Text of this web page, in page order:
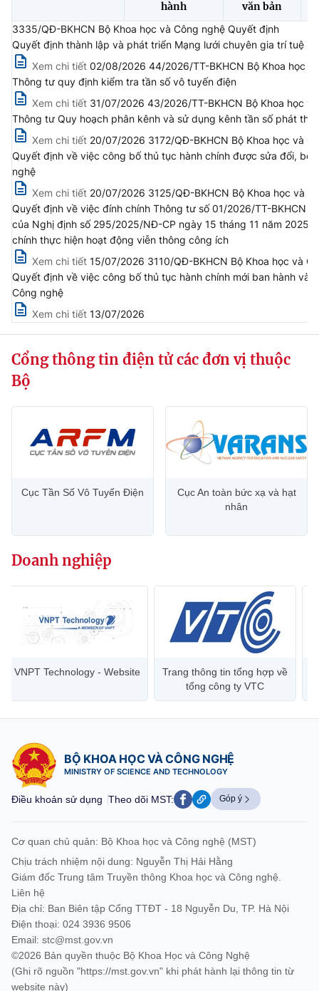
©2026 Bản quyền thuộc Bộ Khoa Học và Công Nghệ
(Ghi rõ nguồn "https://mst.gov.vn" khi phát hành lại thông tin từ
website này)
hành
văn bản
3335/QĐ-BKHCN Bộ Khoa học và Công nghệ Quyết định
Quyết định thành lập và phát triển Mạng lưới chuyên gia trí tuệ
Xem chi tiết 02/08/2026 44/2026/TT-BKHCN Bộ Khoa học
Thông tư quy định kiểm tra tần số vô tuyến điện
Xem chi tiết 31/07/2026 43/2026/TT-BKHCN Bộ Khoa học
Thông tư Quy hoạch phân kênh và sử dụng kênh tần số phát
Xem chi tiết 20/07/2026 3172/QĐ-BKHCN Bộ Khoa học và
Quyết định về việc công bố thủ tục hành chính được sửa đổi,
nghệ
Xem chi tiết 20/07/2026 3125/QĐ-BKHCN Bộ Khoa học và
Quyết định về việc đính chính Thông tư số 01/2026/TT-BKHCN
của Nghị định số 295/2025/NĐ-CP ngày 15 tháng 11 năm 2025
chính thực hiện hoạt động viễn thông công ích
Xem chi tiết 15/07/2026 3110/QĐ-BKHCN Bộ Khoa học và
Quyết định về việc công bố thủ tục hành chính mới ban hành
Công nghệ
Xem chi tiết 13/07/2026
Cổng thông tin điện tử các đơn vị thuộc
Bộ
Cục Tần Số Vô Tuyến Điện
Cục An toàn bức xạ và hạt
nhân
Doanh nghiệp
VNPT Technology - Website
Trang thông tin tổng hợp về
tổng công ty VTC
BỘ KHOA HỌC VÀ CÔNG NGHỆ
MINISTRY OF SCIENCE AND TECHNOLOGY
Điều khoản sử dụng Theo dõi MST: Góp ý
Cơ quan chủ quản: Bộ Khoa học và Công nghệ (MST)
Chịu trách nhiệm nội dung: Nguyễn Thị Hải Hằng
Giám đốc Trung tâm Truyền thông Khoa học và Công nghệ.
Liên hệ
Địa chỉ: Ban Biên tập Cổng TTĐT - 18 Nguyễn Du, TP. Hà Nội
Điện thoại: 024 3936 9506
Email: stc@mst.gov.vn
©2026 Bản quyền thuộc Bộ Khoa Học và Công Nghệ
(Ghi rõ nguồn "https://mst.gov.vn" khi phát hành lại thông tin từ
website này)